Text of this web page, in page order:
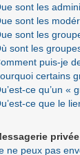
sont les
sont les
sont les
sont les
puis-je
certains
ce qu’un «
ce que le
privée
ne peux pas